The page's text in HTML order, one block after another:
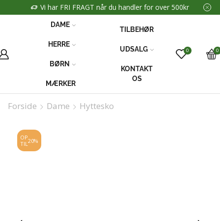
Vi har FRI FRAGT når du handler for over 500kr
DAME
HERRE
BØRN
MÆRKER
TILBEHØR
UDSALG
KONTAKT
OS
0 0
Forside Dame Hyttesko
OP
TIL20%